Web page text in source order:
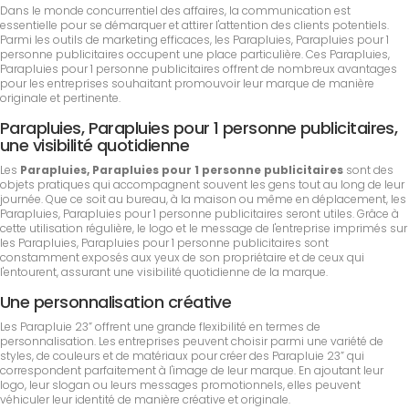
Dans le monde concurrentiel des affaires, la communication est
essentielle pour se démarquer et attirer l'attention des clients potentiels.
Parmi les outils de marketing efficaces, les Parapluies, Parapluies pour 1
personne publicitaires occupent une place particulière. Ces Parapluies,
Parapluies pour 1 personne publicitaires offrent de nombreux avantages
pour les entreprises souhaitant promouvoir leur marque de manière
originale et pertinente.
Parapluies, Parapluies pour 1 personne publicitaires,
une visibilité quotidienne
Les Parapluies, Parapluies pour 1 personne publicitaires sont des
objets pratiques qui accompagnent souvent les gens tout au long de leur
journée. Que ce soit au bureau, à la maison ou même en déplacement, les
Parapluies, Parapluies pour 1 personne publicitaires seront utiles. Grâce à
cette utilisation régulière, le logo et le message de l'entreprise imprimés sur
les Parapluies, Parapluies pour 1 personne publicitaires sont
constamment exposés aux yeux de son propriétaire et de ceux qui
l'entourent, assurant une visibilité quotidienne de la marque.
Une personnalisation créative
Les Parapluie 23” offrent une grande flexibilité en termes de
personnalisation. Les entreprises peuvent choisir parmi une variété de
styles, de couleurs et de matériaux pour créer des Parapluie 23” qui
correspondent parfaitement à l'image de leur marque. En ajoutant leur
logo, leur slogan ou leurs messages promotionnels, elles peuvent
véhiculer leur identité de manière créative et originale.